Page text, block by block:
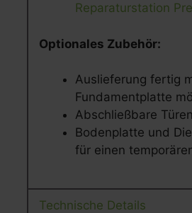
Reparaturstation
Optionales Zubehör:
Auslieferung fertig
Fundamentplatte
Abschließbare Türen
Bodenplatte und
für einen
Technische Details